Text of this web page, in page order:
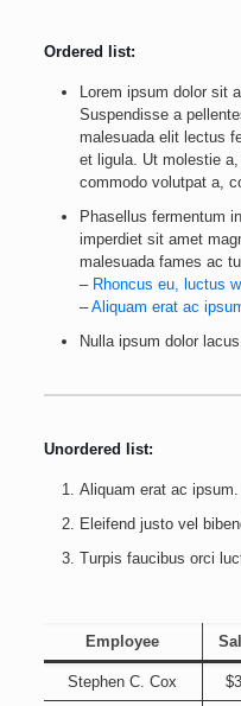
Ordered list:
Lorem ipsum dolor sit
Suspendisse a
malesuada elit lectus
et ligula. Ut molestie
commodo volutpat a,
Phasellus fermentum
imperdiet sit amet
malesuada fames ac
– Rhoncus eu, luctus
–Aliquam erat ac
Nulla ipsum dolor
Unordered list:
Aliquam erat ac
Eleifend justo vel
Turpis faucibus orci
Employee
Stephen C. Cox